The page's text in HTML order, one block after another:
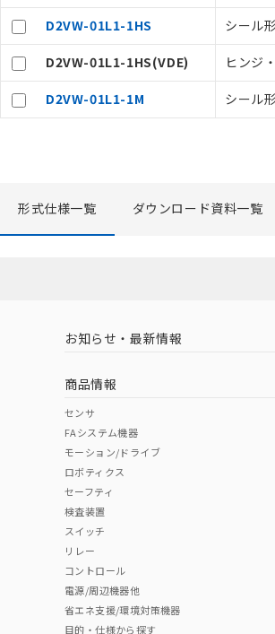
D2VW-01L1-1HS シール
D2VW-01L1-1HS(VDE) ヒンジ
D2VW-01L1-1M シール
形式仕様一覧 ダウンロード資料一覧
お知らせ・最新情報
商品情報
センサ
FAシステム機器
モーション/ドライブ
ロボティクス
セーフティ
検査装置
スイッチ
リレー
コントロール
電源/周辺機器他
省エネ支援/環境対策機器
目的・仕様から探す